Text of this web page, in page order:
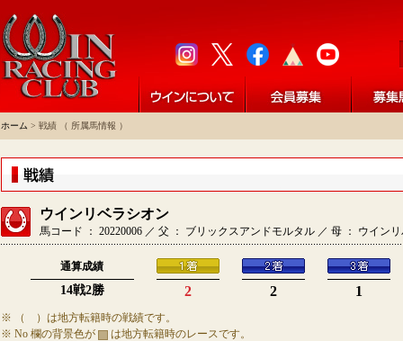
ホーム > 戦績 （ 所属馬情報 ）
ウインリベラシオン
馬コード ： 20220006 ／ 父 ： ブリックスアンドモルタル ／ 母 ： ウイン
通算成績
14戦2勝 2 2 1
※ （ ）は地方転籍時の戦績です。
※ No 欄の背景色が
は地方転籍時のレースです。